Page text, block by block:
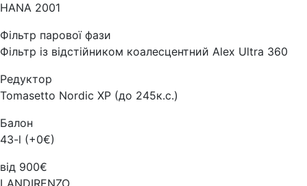
HANA 2001
Фільтр парової фази
Фільтр із відстійником коалесцентний Alex Ultra 360
Редуктор
Tomasetto Nordic XP (до 245к.с.)
Балон
43-l (+0€)
від 900€
LANDIRENZO